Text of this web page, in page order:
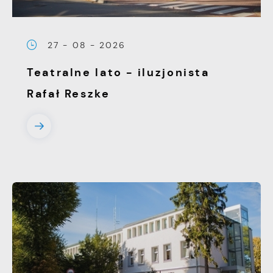
27 - 08 - 2026
Teatralne lato - iluzjonista
Rafał Reszke
pojawić się na stronach podmiotów trzecich
innych dostawców usług. Firmy te działają w
treści w postaci wiadomości, ofert,
komunikatów mediów społecznościowych.